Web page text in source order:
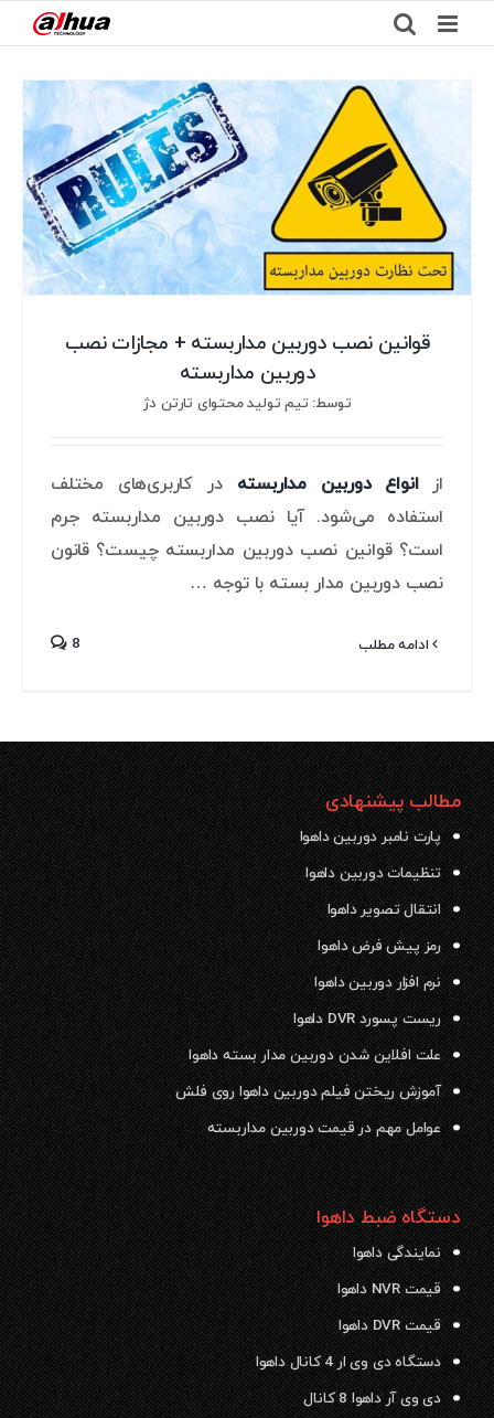
to
content
قوانین نصب دوربین مداربسته + مجازات نصب
دوربین مداربسته
توسط: تیم تولید محتوای تارتن دژ
ازانواع دوربین مداربسته در کاربری‌های مختلف
استفاده می‌شود. آیا نصب دوربین مداربسته جرم
است؟ قوانین نصب دوربین مداربسته چیست؟ قانون
نصب دوربین مدار بسته با توجه …
ادامه مطلب 8
مطالب پیشنهادی
پارت نامبر دوربین داهوا
تنظیمات دوربین داهوا
انتقال تصویر داهوا
رمز پیش فرض داهوا
نرم افزار دوربین داهوا
ریست پسورد DVR داهوا
علت افلاین شدن دوربین مدار بسته داهوا
آموزش ریختن فیلم دوربین داهوا روی فلش
عوامل مهم در قیمت دوربین مداربسته
دستگاه ضبط داهوا
نمایندگی داهوا
قیمت NVR داهوا
قیمت DVR داهوا
دستگاه دی وی ار 4 کانال داهوا
دی وی آر داهوا 8 کانال